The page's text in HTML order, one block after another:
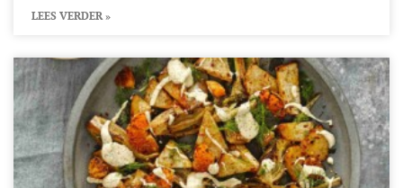
LEES VERDER »